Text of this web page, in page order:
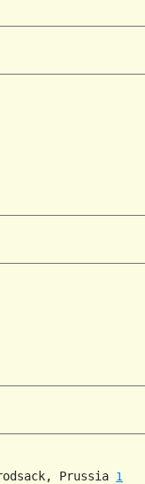
Prussia
1